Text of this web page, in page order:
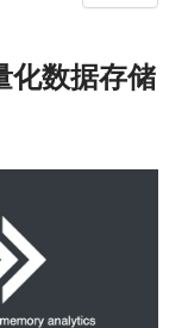
化数据存储